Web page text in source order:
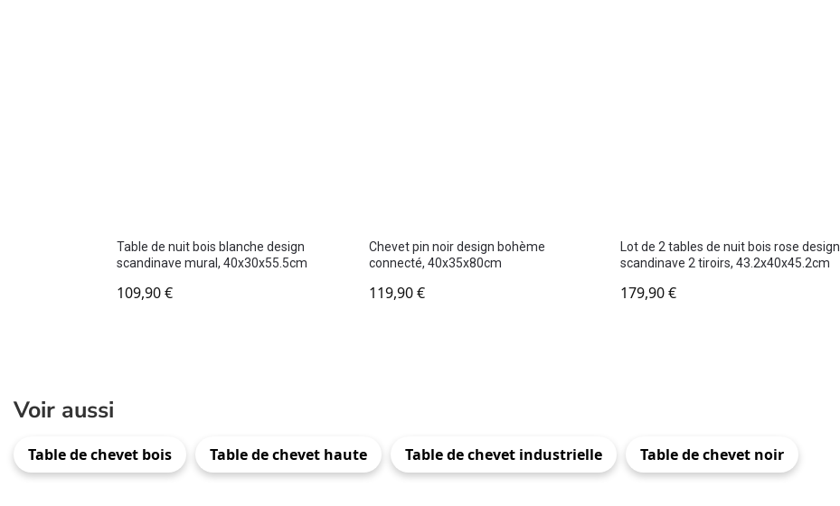
Table de nuit bois blanche design
scandinave mural, 40x30x55.5cm
109,90€
Chevet pin noir design bohème
connecté, 40x35x80cm
119,90€
Lot de 2 tables de nuit bois rose design
scandinave 2 tiroirs, 43.2x40x45.2cm
179,90€
Voir aussi
Table de chevet bois Table de chevet haute Table de chevet industrielle Table de chevet noir